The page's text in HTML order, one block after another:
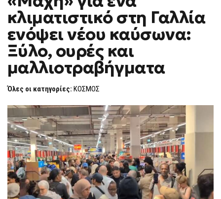
ΓΙΑ
ΚΛΙΜΑΤΙΣΤΙΚΌ
ΣΤΗ
ΓΑΛΛΊΑ
ΕΝΌΨΕΙ
ΝΈΟΥ
ΚΑΎΣΩΝΑ:
ΞΎΛΟ,
ΟΥΡΈΣ
ΚΑΙ
ΜΑΛΛΙΟΤΡΑΒΉΓΜΑΤΑ
κλιματιστικό στη Γαλλία
ενόψει νέου καύσωνα:
Ξύλο, ουρές και
μαλλιοτραβήγματα
Όλες οι κατηγορίες: ΚΟΣΜΟΣ